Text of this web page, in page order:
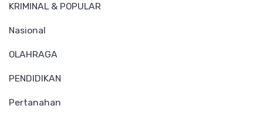
KRIMINAL & POPULAR
Nasional
OLAHRAGA
PENDIDIKAN
Pertanahan